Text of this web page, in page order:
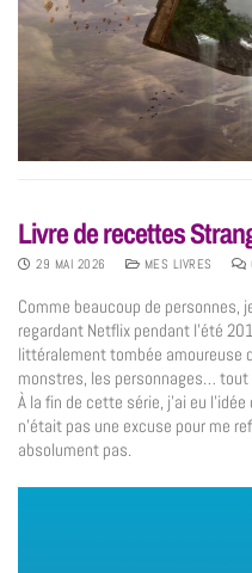
Livre de recettes
29 MAI 2026 MES LIVRES
Comme beaucoup de personnes,
regardant Netflix pendant l’été
littéralement tombée amoureuse
monstres, les personnages…
À la fin de cette série, j’ai eu
n’était pas une excuse pour me
absolument pas.